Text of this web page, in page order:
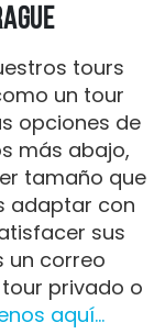
tours
un tour
opciones de
más abajo,
tamaño que
adaptar con
sus
un correo
privado o
aquí...